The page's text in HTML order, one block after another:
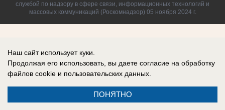
службой по надзору в сфере связи, информационных технологий и
массовых коммуникаций (Роскомнадзор) 05 ноября 2024 г.
Наш сайт использует куки.
Продолжая его использовать, вы даете согласие на обработку
файлов cookie и пользовательских данных.
ПОНЯТНО